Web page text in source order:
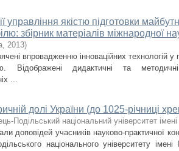
управління якістю підготовки
збірник матеріалів міжнародної
, 2013)
впровадженню інноваційних технологій у
Відображені дидактичні та
...
долі України (до 1025-річниці
Подільський національний університет
доповідей учасників науково-практичної
національного університету